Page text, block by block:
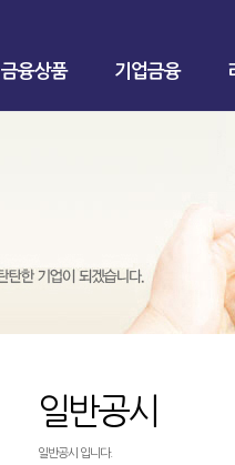
금융상품 기업금융
일반공시
일반공시 입니다.